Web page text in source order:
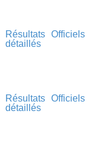
Résultats
détaillés
Officiels
Résultats
détaillés
Officiels